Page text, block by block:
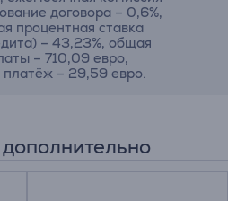
договора – 0,6%,
процентная ставка
– 43,23%, общая
– 710,09 евро,
– 29,59 евро.